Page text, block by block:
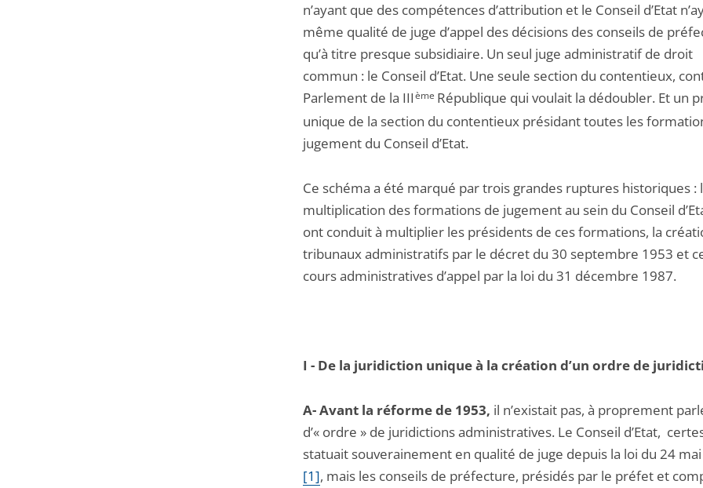
n’ayant que des compétences d’attribution et le Conseil d’Etat
même qualité de juge d’appel des décisions des conseils de
qu’à titre presque subsidiaire. Un seul juge administratif de droit
commun : le Conseil d’Etat. Une seule section du contentieux,
Parlement de la IIIème République qui voulait la dédoubler. Et un
unique de la section du contentieux présidant toutes les
jugement du Conseil d’Etat.
Ce schéma a été marqué par trois grandes ruptures historiques :
multiplication des formations de jugement au sein du Conseil
ont conduit à multiplier les présidents de ces formations, la
tribunaux administratifs par le décret du 30 septembre 1953 et
cours administratives d’appel par la loi du 31 décembre 1987.
I - De la juridiction unique à la création d’un ordre de
A-Avant la réforme de 1953, il n’existait pas, à proprement
d’« ordre » de juridictions administratives. Le Conseil d’Etat,
statuait souverainement en qualité de juge depuis la loi du 24
[1], mais les conseils de préfecture, présidés par le préfet et